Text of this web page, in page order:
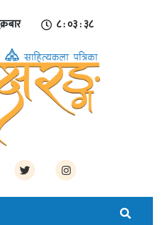
८ : ०३ : ३८